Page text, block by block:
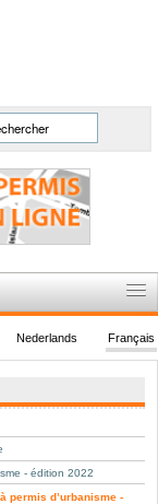
Français
Nederlands
- édition 2022
permis d’urbanisme -